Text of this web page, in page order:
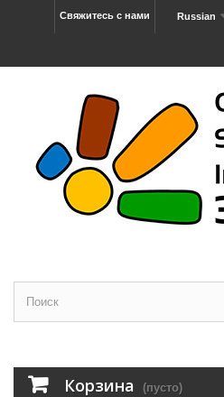
Russian
Свяжитесь с нами
Корзина (пусто)